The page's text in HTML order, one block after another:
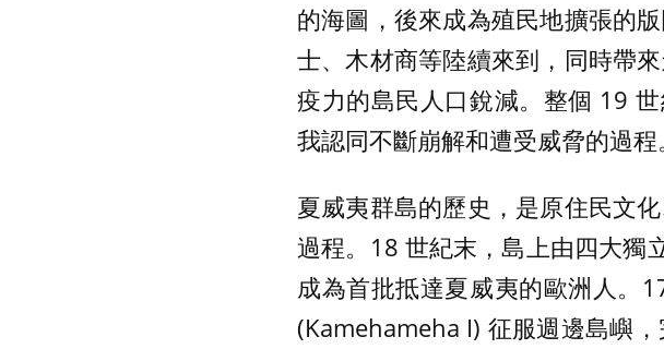
的海圖，後來成為殖民地擴張的
士、木材商等陸續來到，同時帶
疫力的島民人口銳減。整個 19
我認同不斷崩解和遭受威脅的過程。
夏威夷群島的歷史，是原住民文
過程。18 世紀末，島上由四大獨
成為首批抵達夏威夷的歐洲人。
(Kamehameha I) 征服週邊島嶼